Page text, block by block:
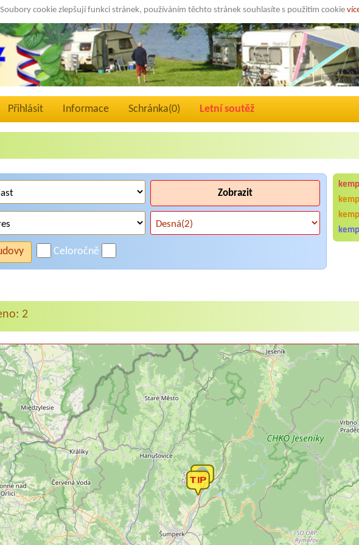
Soubory cookie zlepšují funkci stránek, používáním těchto stránek souhlasíte s použitím cookie
Přihlásit Informace Schránka(0) Letní soutěž
Zobrazit
Celoročně
2